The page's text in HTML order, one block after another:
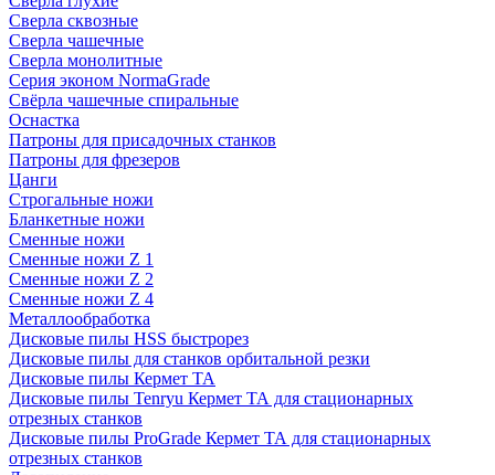
Сверла сквозные
Сверла чашечные
Сверла монолитные
Серия эконом NormaGrade
Свёрла чашечные спиральные
Оснастка
Патроны для присадочных станков
Патроны для фрезеров
Цанги
Строгальные ножи
Бланкетные ножи
Сменные ножи
Сменные ножи Z 1
Сменные ножи Z 2
Сменные ножи Z 4
Металлообработка
Дисковые пилы HSS быстрорез
Дисковые пилы для станков орбитальной резки
Дисковые пилы Кермет ТА
Дисковые пилы Tenryu Кермет ТА для стационарных
отрезных станков
Дисковые пилы ProGrade Кермет ТА для стационарных
отрезных станков